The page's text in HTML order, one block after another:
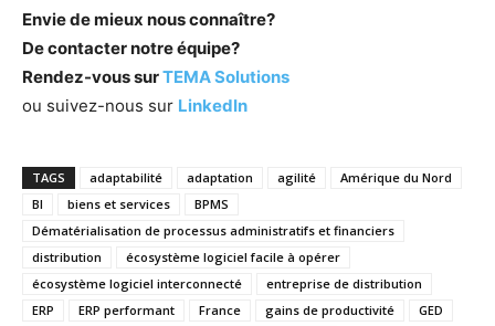
Envie de mieux nous connaître?
De contacter notre équipe?
Rendez-vous surTEMA Solutions
ou suivez-nous sur LinkedIn
TAGS adaptabilité adaptation agilité
Amérique du Nord
BI
biens et services
BPMS
Dématérialisation de processus administratifs et financiers
distribution
écosystème logiciel facile à opérer
écosystème logiciel interconnecté
entreprise de distribution
ERP
ERP performant France gains de productivité
GED